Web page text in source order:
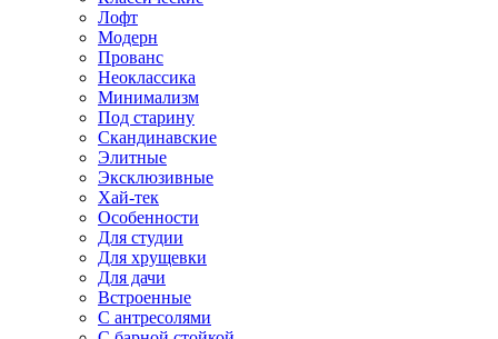
Лофт
Модерн
Прованс
Неоклассика
Минимализм
Под старину
Скандинавские
Элитные
Эксклюзивные
Хай-тек
Особенности
Для студии
Для хрущевки
Для дачи
Встроенные
С антресолями